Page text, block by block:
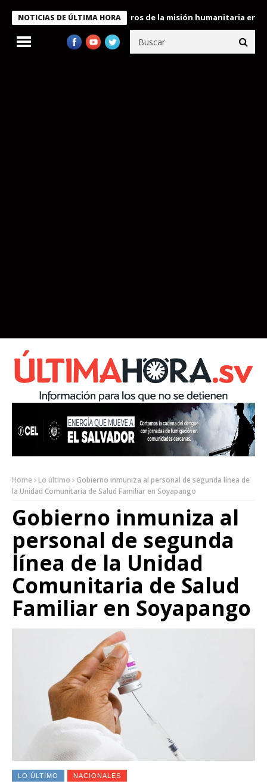
NOTICIAS DE ÚLTIMA HORA
Bukele condecora a miembros de la misión humanitaria enviada
Home Lo último
Gobierno inmuniza al personal de segunda línea de
la Unidad Comunitaria de Salud Familiar en Soyapango
Gobierno inmuniza al
personal de segunda
línea de la Unidad
Comunitaria de Salud
Familiar en Soyapango
LO ÚLTIMO NACIONALES